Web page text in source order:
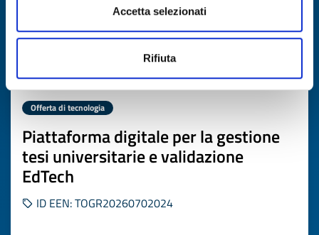
Accetta selezionati
Rifiuta
Offerta di tecnologia
Piattaforma digitale per la gestione
tesi universitarie e validazione
EdTech
ID EEN: TOGR20260702024